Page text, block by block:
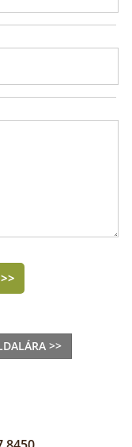
>>